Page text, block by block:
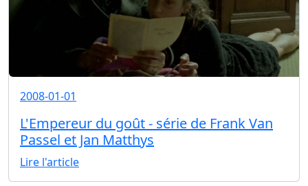
2008-01-01
L'Empereur du goût - série de Frank Van
Passel et Jan Matthys
Lire l'article